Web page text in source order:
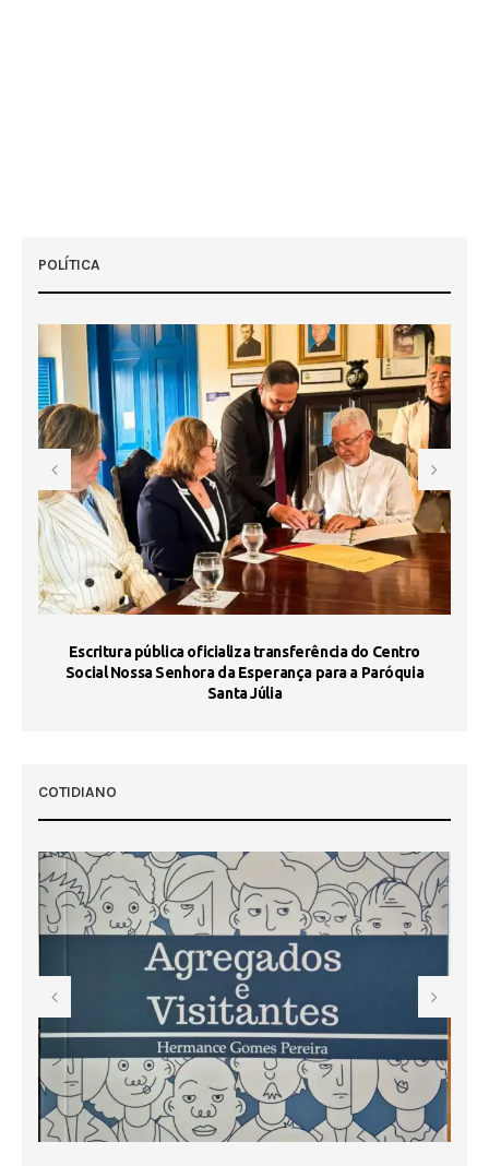
POLÍTICA
Escritura pública oficializa transferência do Centro
Social Nossa Senhora da Esperança para a Paróquia
Santa Júlia
COTIDIANO